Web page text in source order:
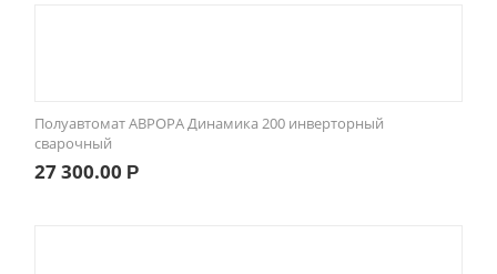
Полуавтомат АВРОРА Динамика 200 инверторный
сварочный
27 300.00 Р